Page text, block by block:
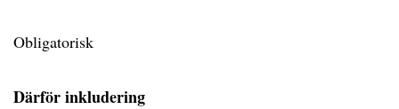
Obligatorisk
Därför inkludering